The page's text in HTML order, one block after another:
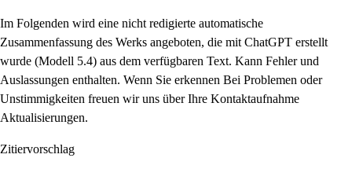
Im Folgenden wird eine nicht redigierte automatische
Zusammenfassung des Werks angeboten, die mit ChatGPT erstellt
wurde (Modell 5.4) aus dem verfügbaren Text. Kann Fehler und
Auslassungen enthalten. Wenn Sie erkennen Bei Problemen oder
Unstimmigkeiten freuen wir uns über Ihre Kontaktaufnahme
Aktualisierungen.
Zitiervorschlag